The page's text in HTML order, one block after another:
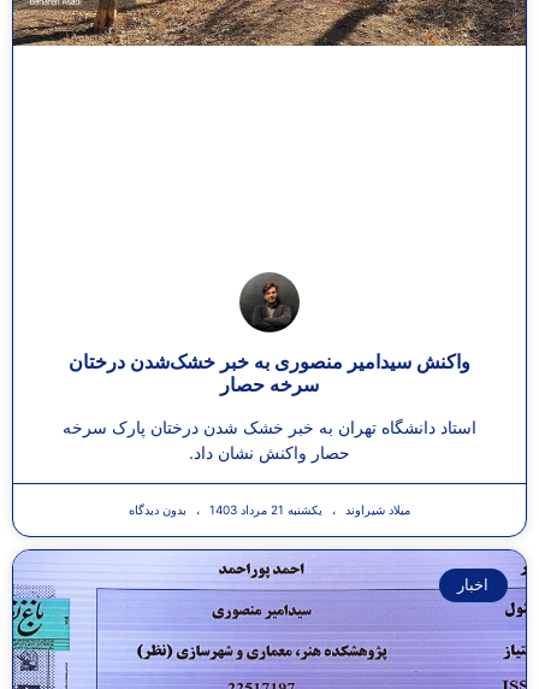
واکنش سیدامیر منصوری به خبر خشک‌شدن درختان
سرخه حصار
استاد دانشگاه تهران به خبر خشک شدن درختان پارک سرخه
حصار واکنش نشان داد.
میلاد شیراوند یکشنبه 21 مرداد 1403 بدون دیدگاه
اخبار